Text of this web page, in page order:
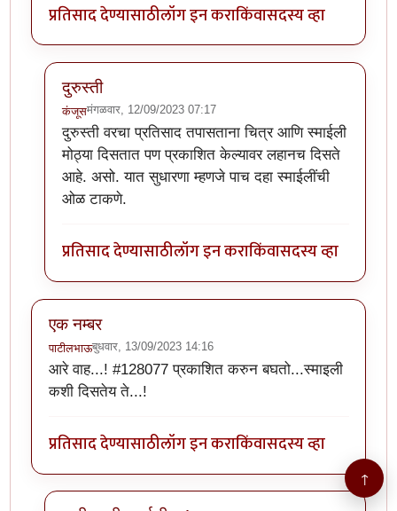
प्रतिसाद देण्यासाठीलॉग इन कराकिंवासदस्य व्हा
दुरुस्ती
कंजूसमंगळवार, 12/09/2023 07:17
In reply to सुमो यांनी दिलेला h1 to tagbyकंजूस
दुरुस्ती वरचा प्रतिसाद तपासताना चित्र आणि स्माईली
मोठ्या दिसतात पण प्रकाशित केल्यावर लहानच दिसते
आहे. असो. यात सुधारणा म्हणजे पाच दहा स्माईलींची
ओळ टाकणे.
प्रतिसाद देण्यासाठीलॉग इन कराकिंवासदस्य व्हा
एक नम्बर
पाटीलभाऊबुधवार, 13/09/2023 14:16
आरे वाह...! #128077 प्रकाशित करुन बघतो...स्माइली
कशी दिसतेय ते...!
प्रतिसाद देण्यासाठीलॉग इन कराकिंवासदस्य व्हा
↑